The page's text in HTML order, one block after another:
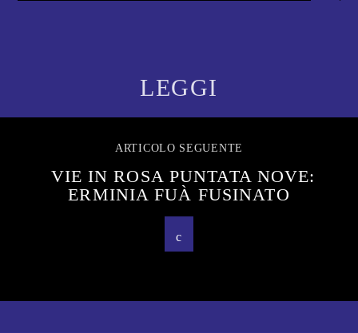
LEGGI
ARTICOLO SEGUENTE
VIE IN ROSA PUNTATA NOVE:
ERMINIA FUÀ FUSINATO